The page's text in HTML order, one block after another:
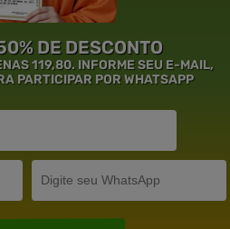
DE DESCONTO
119,80. INFORME SEU E-MAIL,
PARTICIPAR POR WHATSAPP